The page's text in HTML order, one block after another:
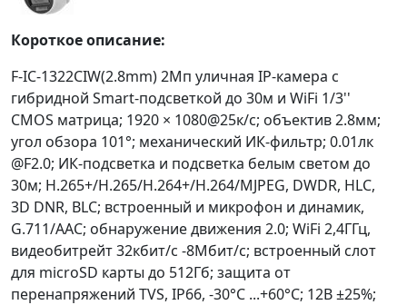
Короткое описание:
F-IC-1322CIW(2.8mm) 2Мп уличная IP-камера с
гибридной Smart-подсветкой до 30м и WiFi 1/3''
CMOS матрица; 1920 × 1080@25к/с; объектив 2.8мм;
угол обзора 101°; механический ИК-фильтр; 0.01лк
@F2.0; ИК-подсветка и подсветка белым светом до
30м; H.265+/H.265/H.264+/H.264/MJPEG, DWDR, HLC,
3D DNR, BLC; встроенный и микрофон и динамик,
G.711/AAC; обнаружение движения 2.0; WiFi 2,4ГГц,
видеобитрейт 32кбит/с -8Мбит/с; встроенный слот
для microSD карты до 512Гб; защита от
перенапряжений TVS, IP66, -30°C ...+60°C; 12В ±25%;